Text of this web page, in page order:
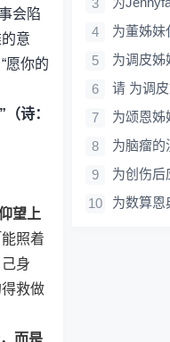
会陷
意
愿你的
诗：
望上
照着
身
救做
而是
为董姊妹
为调皮姊
请 为调
为颂恩姊
为脑瘤的
为创伤后
为数算恩